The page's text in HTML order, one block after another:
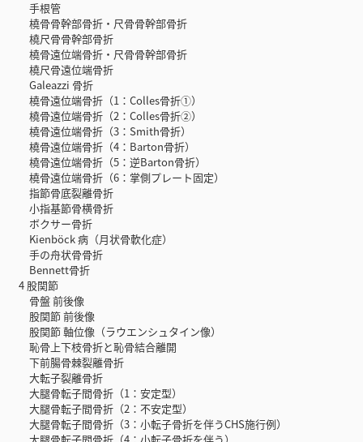
手根管
橈骨骨幹部骨折・尺骨骨幹部骨折
橈尺骨骨幹部骨折
橈骨遠位端骨折・尺骨骨幹部骨折
橈尺骨遠位端骨折
Galeazzi 骨折
橈骨遠位端骨折（1：Colles骨折①）
橈骨遠位端骨折（2：Colles骨折②）
橈骨遠位端骨折（3：Smith骨折）
橈骨遠位端骨折（4：Barton骨折）
橈骨遠位端骨折（5：逆Barton骨折）
橈骨遠位端骨折（6：掌側プレート固定）
指節骨底裂離骨折
小指基節骨横骨折
ボクサー骨折
Kienböck 病（月状骨軟化症）
手の舟状骨骨折
Bennett骨折
4 股関節
骨盤 前後像
股関節 前後像
股関節 軸位像（ラウエンシュタイン像）
恥骨上下枝骨折と恥骨結合離開
下前腸骨棘裂離骨折
大転子裂離骨折
大腿骨転子間骨折（1：安定型）
大腿骨転子間骨折（2：不安定型）
大腿骨転子間骨折（3：小転子骨折を伴うCHS施行例）